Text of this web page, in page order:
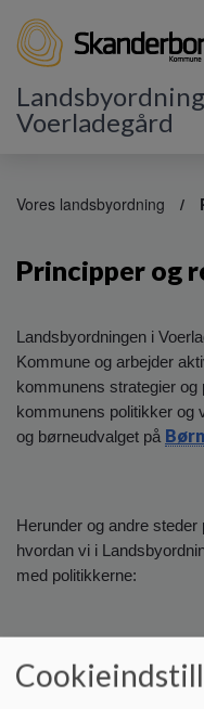
Voerladegård
Vores landsbyordning
Principper og
Landsbyordningen i
Kommune og arbejder
kommunens strategier
kommunens politikker og
og børneudvalget på
Herunder og andre
hvordan vi i
med politikkerne:
Dokumenter